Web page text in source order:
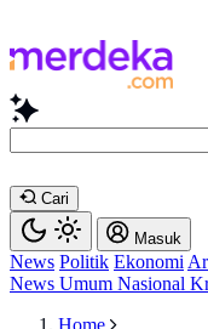
Cari
Masuk
News Politik Ekonomi
News Umum Nasional
Home